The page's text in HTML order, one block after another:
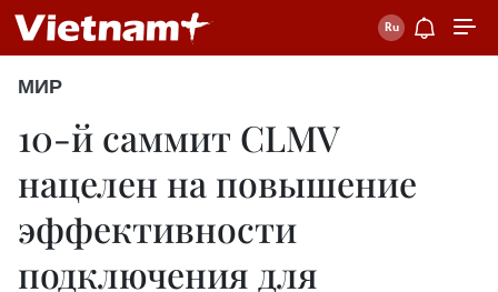
МИР
10-й саммит CLMV
нацелен на повышение
эффективности
подключения для